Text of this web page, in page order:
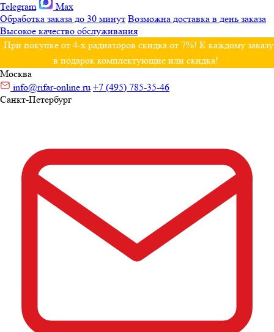
Telegram
Max
Обработка заказа до 30 минут Возможна доставка в день заказа
Высокое качество обслуживания
При покупке от 4-х радиаторов скидка от 7%! К каждому заказу
в подарок комплектующие или скидка!
Москва
info@rifar-online.ru +7 (495) 785-35-46
Санкт-Петербург